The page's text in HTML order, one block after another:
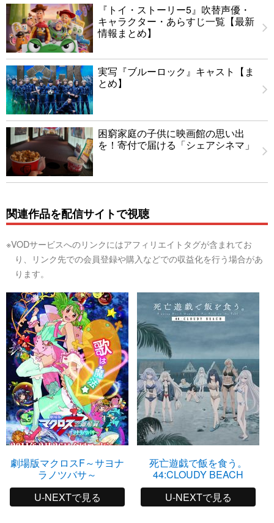
『トイ・ストーリー5』吹替声優・
キャラクター・あらすじ一覧【最新
情報まとめ】
実写『ブルーロック』キャスト【ま
とめ】
困窮家庭の子供に映画館の思い出
を！寄付で届ける「シェアシネマ」
関連作品を配信サイトで視聴
※VODサービスへのリンクにはアフィリエイトタグが含まれてお
り、リンク先での会員登録や購入などでの収益化を行う場合があ
ります。
劇場版マクロスF～サヨナ
ラノツバサ～
U-NEXTで見る
死亡遊戯で飯を食う。
44:CLOUDY BEACH
U-NEXTで見る